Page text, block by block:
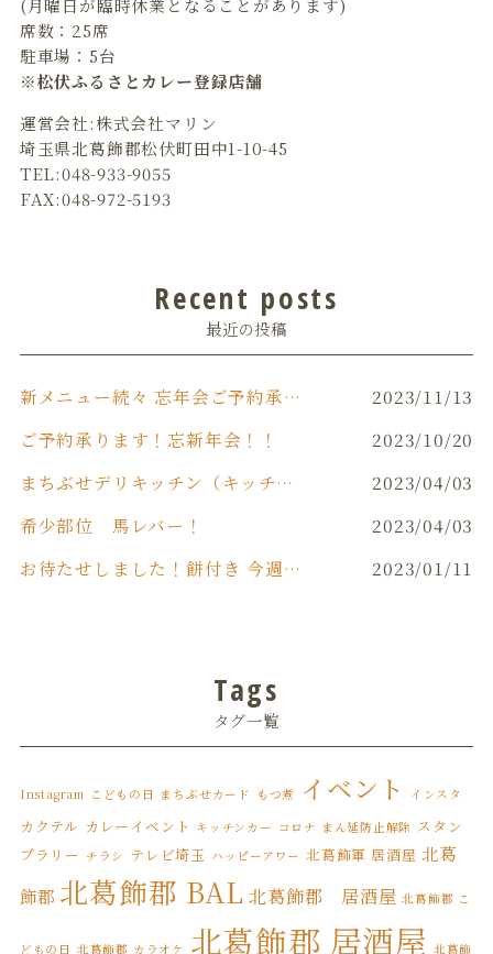
(月曜日が臨時休業となることがあります)
席数：25席
駐車場：5台
※松伏ふるさとカレー登録店舗
運営会社:株式会社マリン
埼玉県北葛飾郡松伏町田中1-10-45
TEL:048-933-9055
FAX:048-972-5193
Recent posts
最近の投稿
新メニュー続々 忘年会ご予約承り中です‼️
2023/11/13
ご予約承ります！忘新年会！！
2023/10/20
まちぶせデリキッチン（キッチンカー）
2023/04/03
希少部位 馬レバー！
2023/04/03
お待たせしました！餅付き 今週末(日)開催！！
2023/01/11
Tags
タグ一覧
Instagram こどもの日 まちぶせカード もつ煮 イベント インスタ
カクテル カレーイベント キッチンカー コロナ まん延防止解除 スタン
プラリー チラシ テレビ埼玉 ハッピーアワー 北葛飾軍 居酒屋 北葛
飾郡 北葛飾郡 BAL 北葛飾郡 居酒屋 北葛飾郡 こ
どもの日 北葛飾郡 カラオケ 北葛飾郡 居酒屋 北葛飾